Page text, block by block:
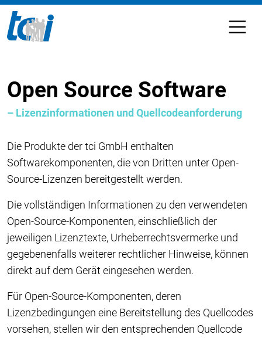
Open Source Software
– Lizenzinformationen und Quellcodeanforderung
Die Produkte der tci GmbH enthalten
Softwarekomponenten, die von Dritten unter Open-
Source-Lizenzen bereitgestellt werden.
Die vollständigen Informationen zu den verwendeten
Open-Source-Komponenten, einschließlich der
jeweiligen Lizenztexte, Urheberrechtsvermerke und
gegebenenfalls weiterer rechtlicher Hinweise, können
direkt auf dem Gerät eingesehen werden.
Für Open-Source-Komponenten, deren
Lizenzbedingungen eine Bereitstellung des Quellcodes
vorsehen, stellen wir den entsprechenden Quellcode